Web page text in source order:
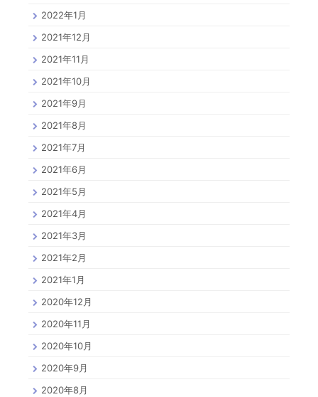
2022年1月
2021年12月
2021年11月
2021年10月
2021年9月
2021年8月
2021年7月
2021年6月
2021年5月
2021年4月
2021年3月
2021年2月
2021年1月
2020年12月
2020年11月
2020年10月
2020年9月
2020年8月